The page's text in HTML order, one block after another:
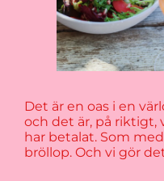
Det är en oas i en
och det är, på riktigt,
har betalat. Som
bröllop. Och vi gör